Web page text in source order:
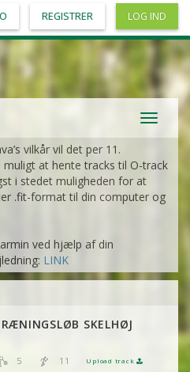
Toggle
vilkår vil det per 11.
at hente tracks til O-track
i stedet muligheden for at
.fit-format til din computer og
ved hjælp af din
LINK
SKELHØJ
5 11 Upload track
REGISTRER LOG IND